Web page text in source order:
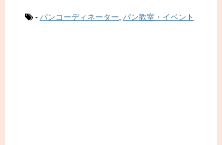
- パンコーディネーター, パン教室・イベント